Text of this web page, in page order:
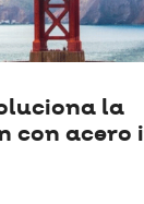
la
con acero